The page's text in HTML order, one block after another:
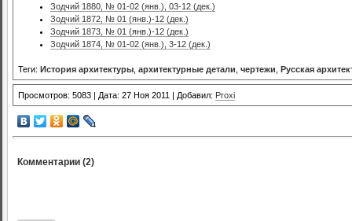
Зодчий 1880, № 01-02 (янв.), 03-12 (дек.)
Зодчий 1872, № 01 (янв.)-12 (дек.)
Зодчий 1873, № 01 (янв.)-12 (дек.)
Зодчий 1874, № 01-02 (янв.), 3-12 (дек.)
Теги: История архитектуры архитектурные детали чертежи Русская
Просмотров: 5083 | Дата: 27 Ноя 2011 | Добавил: Proxi
Комментарии (2)